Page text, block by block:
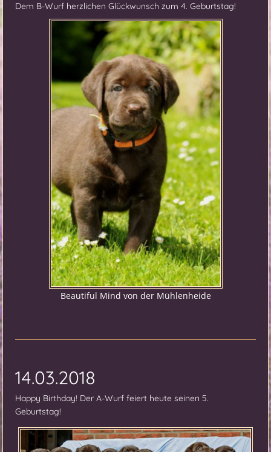
Dem B-Wurf herzlichen Glückwunsch zum 4. Geburtstag!
Beautiful Mind von der Mühlenheide
14.03.2018
Happy Birthday! Der A-Wurf feiert heute seinen 5.
Geburtstag!